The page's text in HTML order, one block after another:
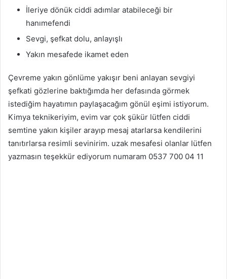
İleriye dönük ciddi adımlar atabileceği bir
hanımefendi
Sevgi, şefkat dolu, anlayışlı
Yakın mesafede ikamet eden
Çevreme yakın gönlüme yakışır beni anlayan sevgiyi
şefkati gözlerine baktığımda her defasında görmek
istediğim hayatımın paylaşacağım gönül eşimi istiyorum.
Kimya teknikeriyim, evim var çok şükür lütfen ciddi
semtine yakın kişiler arayıp mesaj atarlarsa kendilerini
tanıtırlarsa resimli sevinirim. uzak mesafesi olanlar lütfen
yazmasın teşekkür ediyorum numaram 0537 700 04 11